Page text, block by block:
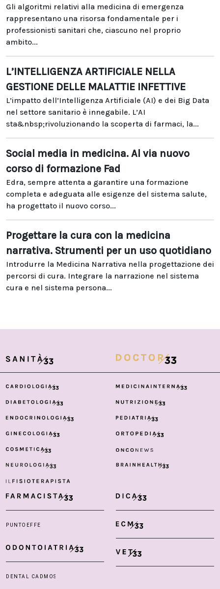
Gli algoritmi relativi alla medicina di emergenza
rappresentano una risorsa fondamentale per i
professionisti sanitari che, ciascuno nel proprio
ambito...
L’INTELLIGENZA ARTIFICIALE NELLA
GESTIONE DELLE MALATTIE INFETTIVE
L’impatto dell’Intelligenza Artificiale (AI) e dei Big Data
nel settore sanitario è innegabile. L’AI
sta&nbsp;rivoluzionando la scoperta di farmaci, la...
Social media in medicina. Al via nuovo
corso di formazione Fad
Edra, sempre attenta a garantire una formazione
completa e adeguata alle esigenze del sistema salute,
ha progettato il nuovo corso...
Progettare la cura con la medicina
narrativa. Strumenti per un uso quotidiano
Introdurre la Medicina Narrativa nella progettazione dei
percorsi di cura. Integrare la narrazione nel sistema
cura e nel sistema persona...